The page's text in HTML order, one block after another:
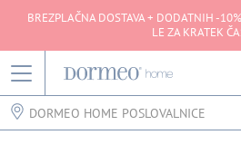
BREZPLAČNA DOSTAVA + DODATNIH -
LE ZA KRATEK
DORMEO HOME POSLOVALNICE